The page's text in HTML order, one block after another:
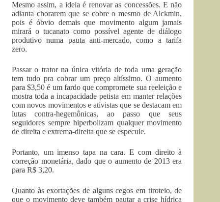
Mesmo assim, a ideia é renovar as concessões. E não
adianta chorarem que se cobre o mesmo de Alckmin,
pois é óbvio demais que movimento algum jamais
mirará o tucanato como possível agente de diálogo
produtivo numa pauta anti-mercado, como a tarifa
zero.
Passar o trator na única vitória de toda uma geração
tem tudo pra cobrar um preço altíssimo. O aumento
para $3,50 é um fardo que compromete sua reeleição e
mostra toda a incapacidade petista em manter relações
com novos movimentos e ativistas que se destacam em
lutas contra-hegemônicas, ao passo que seus
seguidores sempre hiperbolizam qualquer movimento
de direita e extrema-direita que se especule.
Portanto, um imenso tapa na cara. E com direito à
correção monetária, dado que o aumento de 2013 era
para R$ 3,20.
Quanto às exortações de alguns cegos em tiroteio, de
que o movimento deve também pautar a crise hídrica